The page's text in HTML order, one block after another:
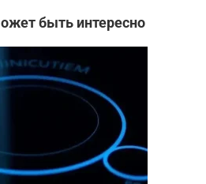
быть интересно